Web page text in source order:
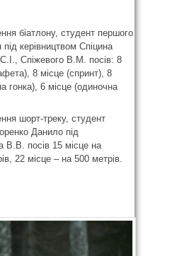
біатлону, студент першого
керівництвом Спіцина
Спіжевого В.М. посів: 8
8 місце (спринт), 8
гонка), 6 місце (одиночна
шорт-треку, студент
Данило під
В.В. посів 15 місце на
22 місце – на 500 метрів.